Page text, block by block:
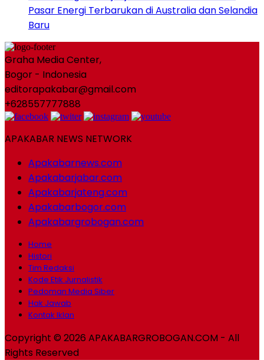
Pasar Energi Terbarukan di Australia dan Selandia
Baru
Graha Media Center,
Bogor - Indonesia
editorapakabar@gmail.com
+628557777888
APAKABAR NEWS NETWORK
Apakabarnews.com
Apakabarjabar.com
Apakabarjateng.com
Apakabarbogor.com
Apakabargrobogan.com
Home
Histori
Tim Redaksi
Kode Etik Jurnalistik
Pedoman Media Siber
Hak Jawab
Kontak Iklan
Copyright © 2026 APAKABARGROBOGAN.COM - All
Rights Reserved